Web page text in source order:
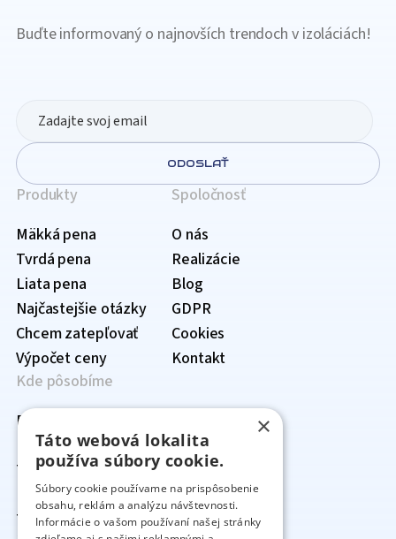
Buďte informovaný o najnovších trendoch v izoláciách!
ODOSLAŤ
Produkty
Mäkká pena
Tvrdá pena
Liata pena
Najčastejšie otázky
Chcem zatepľovať
Výpočet ceny
Spoločnosť
O nás
Realizácie
Blog
GDPR
Cookies
Kontakt
Kde pôsobíme
Prehľad lokalít
Bratislavský kraj
›
Senec
Bratislava
Malacky
Trnavský kraj
›
Hlohovec
Dunajská Streda
Nitriansky kraj
›
Nitra
Trenčiansky kraj
›
×
Táto webová lokalita
používa súbory cookie.
Súbory cookie používame na prispôsobenie
obsahu, reklám a analýzu návštevnosti.
Informácie o vašom používaní našej stránky